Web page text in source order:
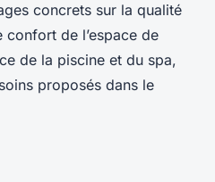
concrets sur la qualité
de l’espace de
de la piscine et du spa,
proposés dans le